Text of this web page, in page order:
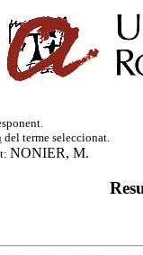
del terme seleccionat.
NONIER, M.